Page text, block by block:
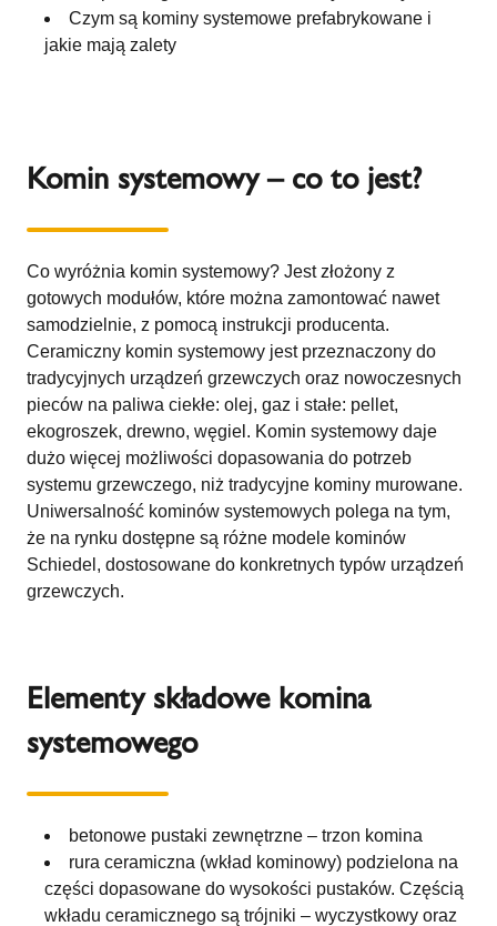
Czym są kominy systemowe prefabrykowane i
jakie mają zalety
Komin systemowy – co to jest?
Co wyróżnia komin systemowy? Jest złożony z
gotowych modułów, które można zamontować nawet
samodzielnie, z pomocą instrukcji producenta.
Ceramiczny komin systemowy jest przeznaczony do
tradycyjnych urządzeń grzewczych oraz nowoczesnych
pieców na paliwa ciekłe: olej, gaz i stałe: pellet,
ekogroszek, drewno, węgiel. Komin systemowy daje
dużo więcej możliwości dopasowania do potrzeb
systemu grzewczego, niż tradycyjne kominy murowane.
Uniwersalność kominów systemowych polega na tym,
że na rynku dostępne są różne modele kominów
Schiedel, dostosowane do konkretnych typów urządzeń
grzewczych.
Elementy składowe komina
systemowego
betonowe pustaki zewnętrzne – trzon komina
rura ceramiczna (wkład kominowy) podzielona na
części dopasowane do wysokości pustaków. Częścią
wkładu ceramicznego są trójniki – wyczystkowy oraz